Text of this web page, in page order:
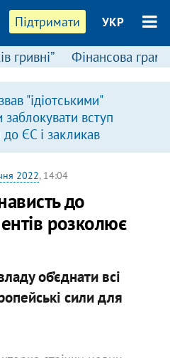
Підтримати УКР
гривні” Фінансова
"ідіотськими"
заблокувати вступ
до ЄС і закликав
антиукраїнську
2022, 14:04
до
розколює
об’єднати всі
сили для